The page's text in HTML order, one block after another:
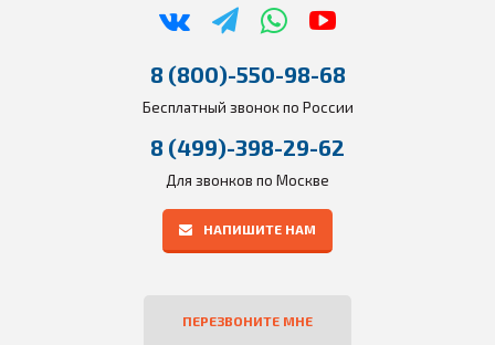
8 (800)-550-98-68
Бесплатный звонок по России
8 (499)-398-29-62
Для звонков по Москве
НАПИШИТЕ НАМ
ПЕРЕЗВОНИТЕ МНЕ